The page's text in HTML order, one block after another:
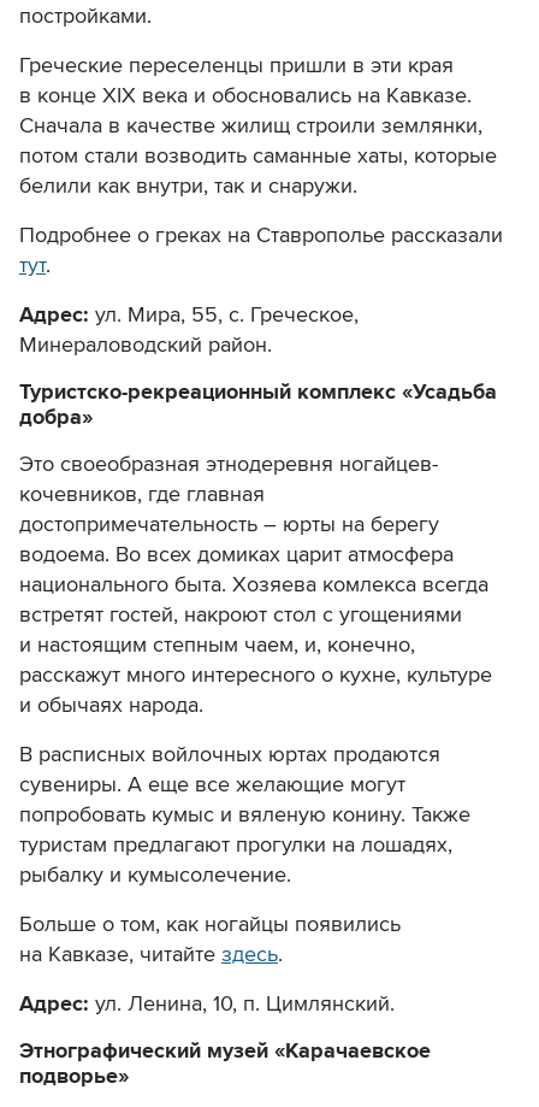
постройками.
Греческие переселенцы пришли в эти края
в конце XIX века и обосновались на Кавказе.
Сначала в качестве жилищ строили землянки,
потом стали возводить саманные хаты, которые
белили как внутри, так и снаружи.
Подробнее о греках на Ставрополье рассказали
тут.
Адрес: ул. Мира, 55, с. Греческое,
Минераловодский район.
Туристско-рекреационный комплекс «Усадьба
добра»
Это своеобразная этнодеревня ногайцев-
кочевников, где главная
достопримечательность – юрты на берегу
водоема. Во всех домиках царит атмосфера
национального быта. Хозяева комлекса всегда
встретят гостей, накроют стол с угощениями
и настоящим степным чаем, и, конечно,
расскажут много интересного о кухне, культуре
и обычаях народа.
В расписных войлочных юртах продаются
сувениры. А еще все желающие могут
попробовать кумыс и вяленую конину. Также
туристам предлагают прогулки на лошадях,
рыбалку и кумысолечение.
Больше о том, как ногайцы появились
на Кавказе, читайте здесь.
Адрес: ул. Ленина, 10, п. Цимлянский.
Этнографический музей «Карачаевское
подворье»